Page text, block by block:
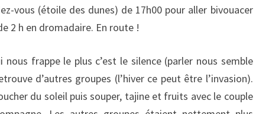
vous (étoile des dunes) de 17h00 pour aller bivouacer
2 h en dromadaire. En route !
nous frappe le plus c’est le silence (parler nous semble
d’autres groupes (l’hiver ce peut être l’invasion).
du soleil puis souper, tajine et fruits avec le couple